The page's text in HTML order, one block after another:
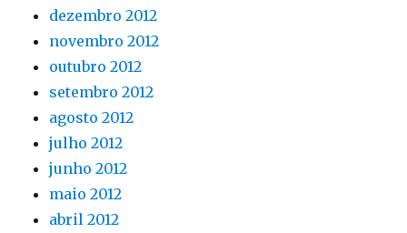
dezembro 2012
novembro 2012
outubro 2012
setembro 2012
agosto 2012
julho 2012
junho 2012
maio 2012
abril 2012